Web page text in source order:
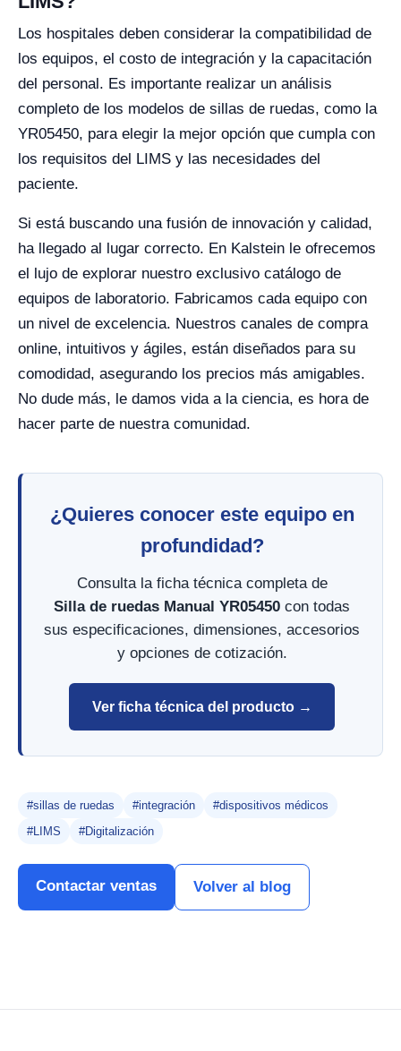
Los hospitales deben considerar la compatibilidad de
los equipos, el costo de integración y la capacitación
del personal. Es importante realizar un análisis
completo de los modelos de sillas de ruedas, como la
YR05450, para elegir la mejor opción que cumpla con
los requisitos del LIMS y las necesidades del
paciente.
Si está buscando una fusión de innovación y calidad,
ha llegado al lugar correcto. En Kalstein le ofrecemos
el lujo de explorar nuestro exclusivo catálogo de
equipos de laboratorio. Fabricamos cada equipo con
un nivel de excelencia. Nuestros canales de compra
online, intuitivos y ágiles, están diseñados para su
comodidad, asegurando los precios más amigables.
No dude más, le damos vida a la ciencia, es hora de
hacer parte de nuestra comunidad.
¿Quieres conocer este equipo en
profundidad?
Consulta la ficha técnica completa de
Silla de ruedas Manual YR05450 con todas
sus especificaciones, dimensiones, accesorios
y opciones de cotización.
Ver ficha técnica del producto →
#sillas de ruedas #integración
#dispositivos médicos
#LIMS
#Digitalización
Contactar ventas Volver al blog